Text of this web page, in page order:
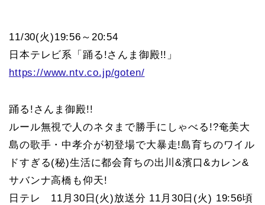
11/30(火)19:56～20:54
日本テレビ系「踊る!さんま御殿!!」
https://www.ntv.co.jp/goten/
踊る!さんま御殿!!
ルール無視で人のネタまで勝手にしゃべる!?奄美大
島の歌手・中孝介が初登場で大暴走!島育ちのワイル
ドすぎる(秘)生活に都会育ちの出川&濱口&カレン&
サバンナ高橋も仰天!
日テレ 11月30日(火)放送分 11月30日(火) 19:56頃